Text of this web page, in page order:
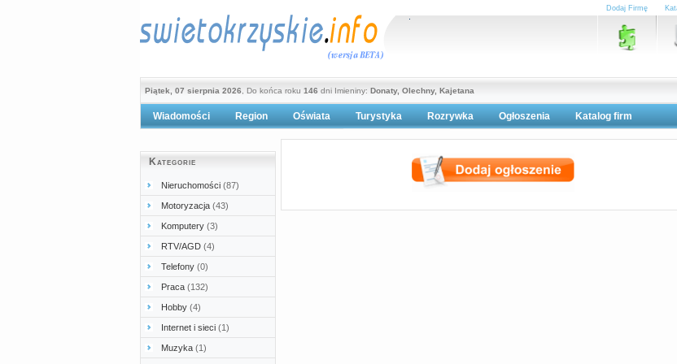
Dodaj Firmę
Piątek, 07 sierpnia 2026 , Do końca roku 146 dni Imieniny: Donaty, Olechny, Kajetana
Wiadomości Region Oświata Turystyka
Polityka prywatności
Rozrywka Ogłoszenia Katalog firm
Kategorie
Nieruchomości (87)
Motoryzacja (43)
Komputery (3)
RTV/AGD (4)
Telefony (0)
Praca (132)
Hobby (4)
Internet i sieci (1)
Muzyka (1)